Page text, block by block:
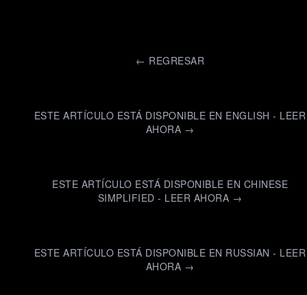
← REGRESAR
ESTE ARTÍCULO ESTÁ DISPONIBLE EN ENGLISH - LEER
AHORA →
ESTE ARTÍCULO ESTÁ DISPONIBLE EN CHINESE
SIMPLIFIED - LEER AHORA →
ESTE ARTÍCULO ESTÁ DISPONIBLE EN RUSSIAN - LEER
AHORA →